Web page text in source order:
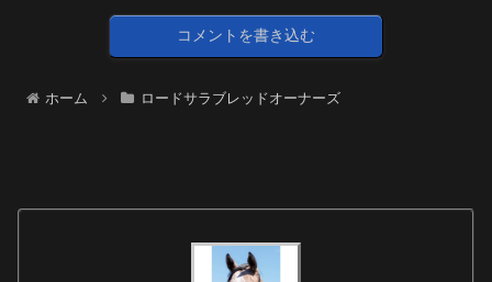
コメントを書き込む
ホーム ロードサラブレッドオーナーズ